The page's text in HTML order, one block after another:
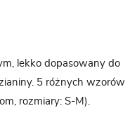
lekko dopasowany do
5 różnych wzorów
rozmiary: S-M).